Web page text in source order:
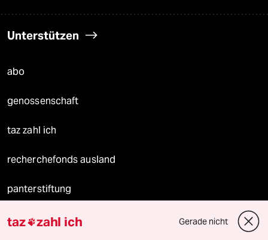
Unterstützen
abo
genossenschaft
taz zahl ich
recherchefonds ausland
panterstiftung
panterpreis 2026
taz zahl ich Gerade nicht